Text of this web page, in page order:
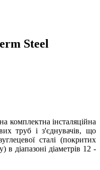
Steel
комплектна інсталяційна
труб і з'єднувачів, що
сталі (покритих
діапазоні діаметрів 12 -